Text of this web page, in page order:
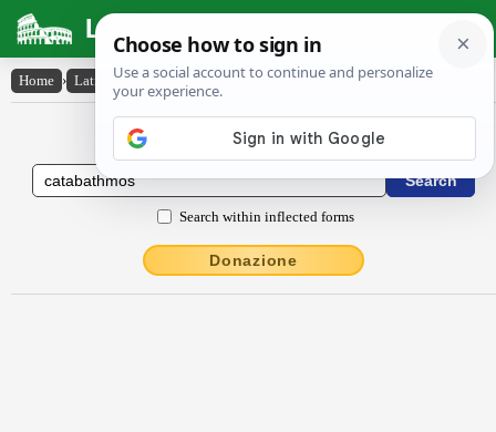
Latin Dictionary
Home › Latin-English › Cătăbathmŏs
Latin to English Dictionary
Search within inflected forms
Donazione